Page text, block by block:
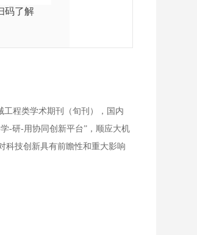
码了解
工程类学术期刊（旬刊），国内
-研-用协同创新平台”，顺应大机
科技创新具有前瞻性和重大影响